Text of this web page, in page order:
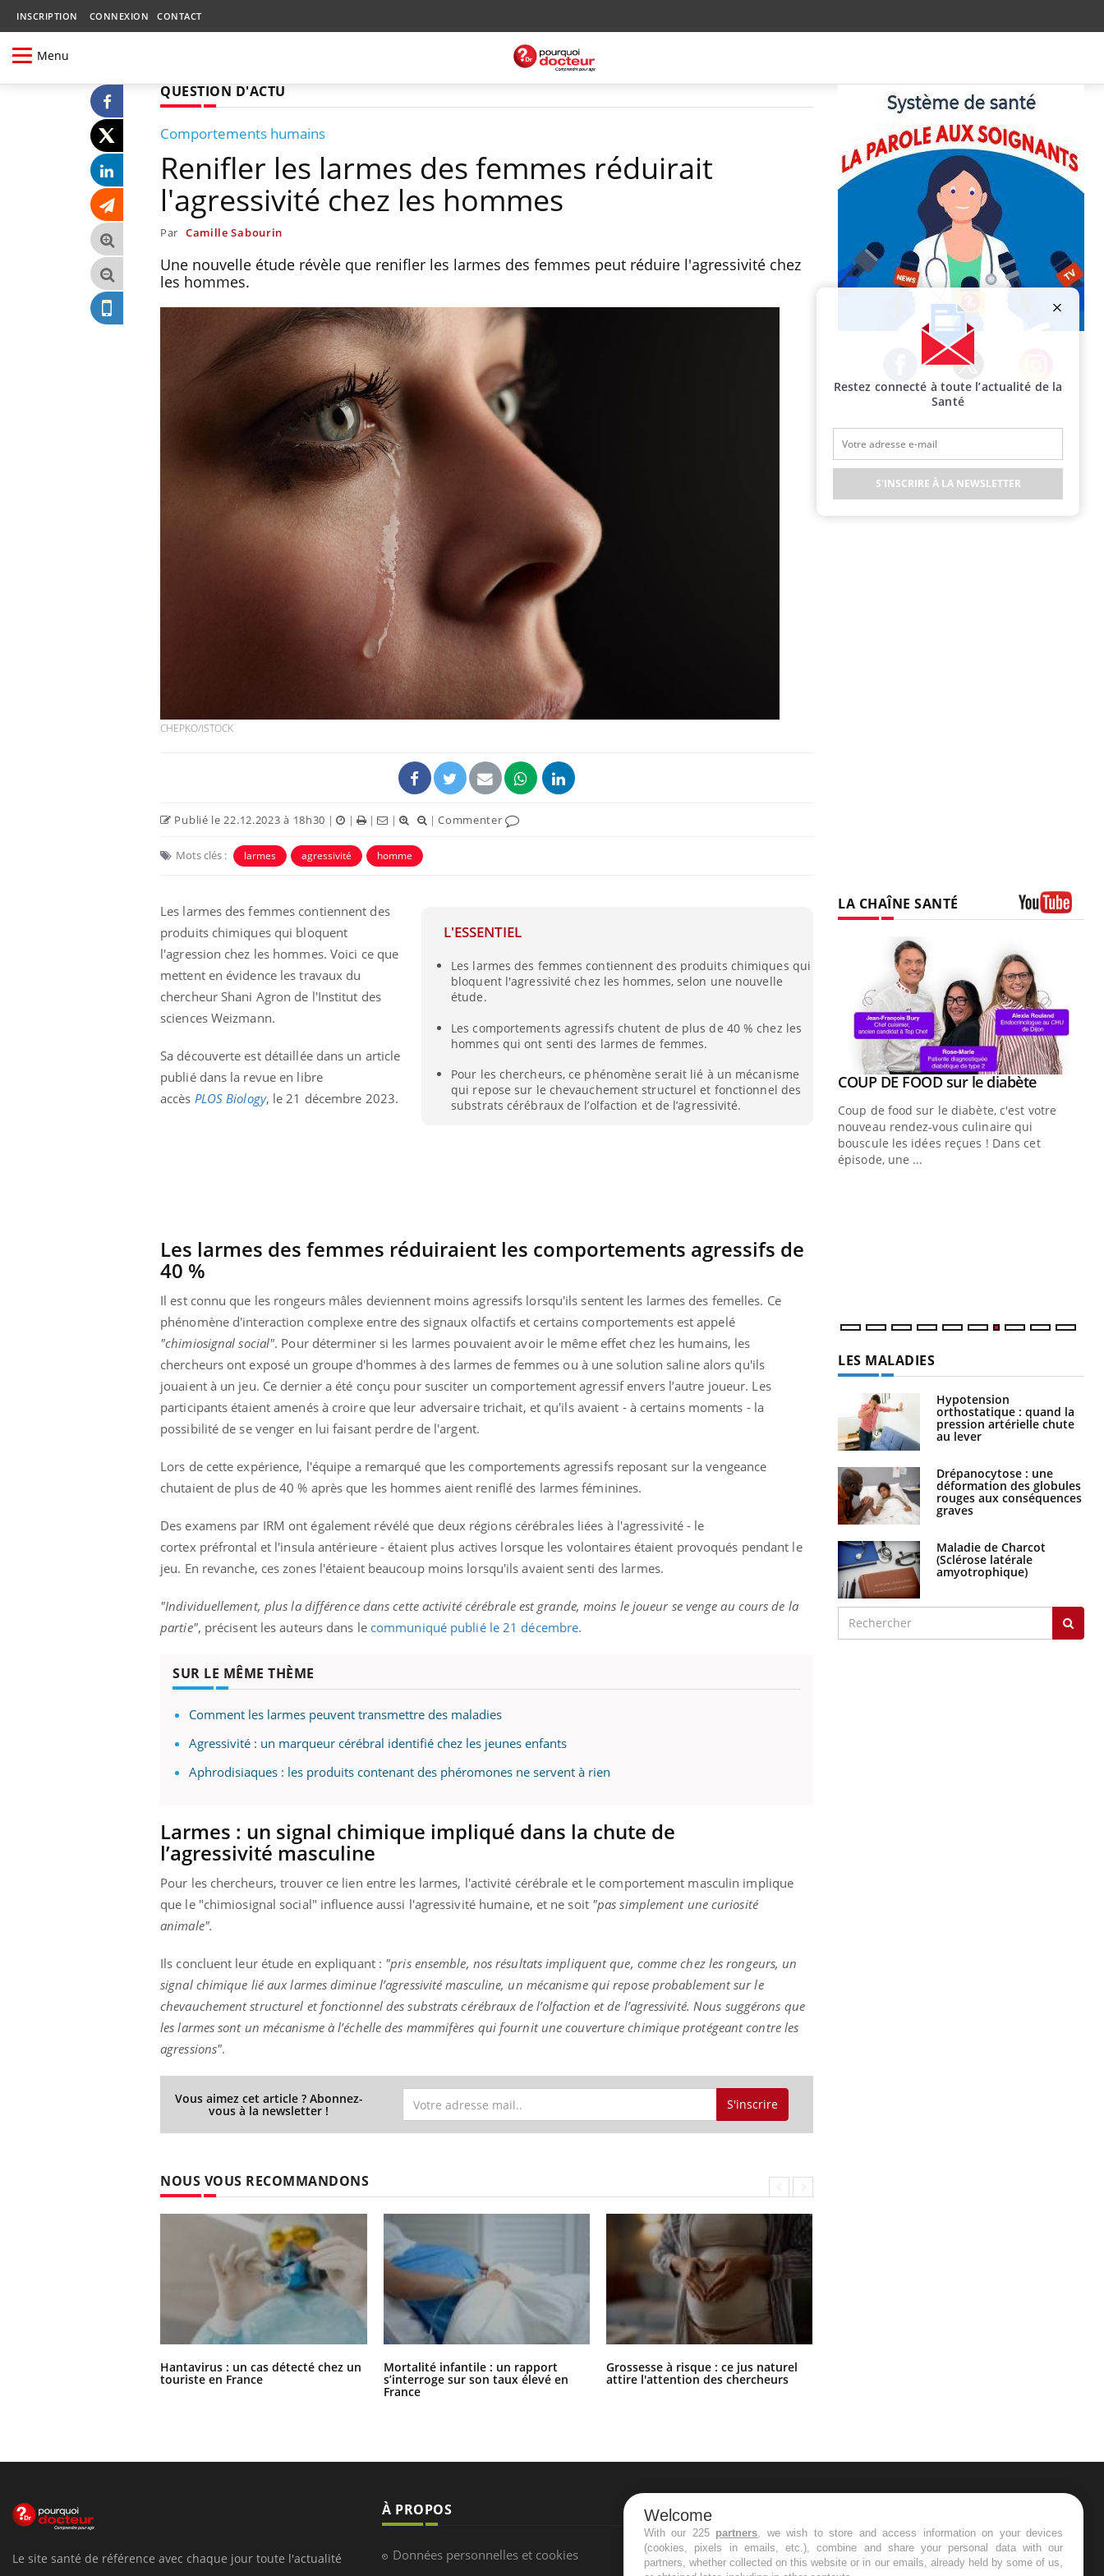
INSCRIPTION CONNEXION CONTACT
Menu
QUESTION D'ACTU
Comportements humains
Renifler les larmes des femmes réduirait
l'agressivité chez les hommes
Par Camille Sabourin
Une nouvelle étude révèle que renifler les larmes des femmes peut réduire l'agressivité chez
les hommes.
CHEPKO/ISTOCK
Publié le 22.12.2023 à 18h30 | | | | |Commenter
Mots clés : larmes agressivité homme
L'ESSENTIEL
Les larmes des femmes contiennent des produits chimiques qui
bloquent l'agressivité chez les hommes, selon une nouvelle
étude.
Les comportements agressifs chutent de plus de 40 % chez les
hommes qui ont senti des larmes de femmes.
Pour les chercheurs, ce phénomène serait lié à un mécanisme
qui repose sur le chevauchement structurel et fonctionnel des
substrats cérébraux de l’olfaction et de l’agressivité.
Les larmes des femmes contiennent des
produits chimiques qui bloquent
l'agression chez les hommes. Voici ce que
mettent en évidence les travaux du
chercheur Shani Agron de l'Institut des
sciences Weizmann.
Sa découverte est détaillée dans un article
publié dans la revue en libre
accès PLOS Biology, le 21 décembre 2023.
Les larmes des femmes réduiraient les comportements agressifs de
40 %
Il est connu que les rongeurs mâles deviennent moins agressifs lorsqu'ils sentent les larmes des femelles. Ce
phénomène d'interaction complexe entre des signaux olfactifs et certains comportements est appelé
"chimiosignal social". Pour déterminer si les larmes pouvaient avoir le même effet chez les humains, les
chercheurs ont exposé un groupe d'hommes à des larmes de femmes ou à une solution saline alors qu'ils
jouaient à un jeu. Ce dernier a été conçu pour susciter un comportement agressif envers l’autre joueur. Les
participants étaient amenés à croire que leur adversaire trichait, et qu'ils avaient - à certains moments - la
possibilité de se venger en lui faisant perdre de l'argent.
Lors de cette expérience, l'équipe a remarqué que les comportements agressifs reposant sur la vengeance
chutaient de plus de 40 % après que les hommes aient reniflé des larmes féminines.
Des examens par IRM ont également révélé que deux régions cérébrales liées à l'agressivité - le
cortex préfrontal et l'insula antérieure - étaient plus actives lorsque les volontaires étaient provoqués pendant le
jeu. En revanche, ces zones l'étaient beaucoup moins lorsqu'ils avaient senti des larmes.
"Individuellement, plus la différence dans cette activité cérébrale est grande, moins le joueur se venge au cours de la
partie", précisent les auteurs dans le communiqué publié le 21 décembre.
SUR LE MÊME THÈME
Comment les larmes peuvent transmettre des maladies
Agressivité : un marqueur cérébral identifié chez les jeunes enfants
Aphrodisiaques : les produits contenant des phéromones ne servent à rien
Larmes : un signal chimique impliqué dans la chute de
l’agressivité masculine
Pour les chercheurs, trouver ce lien entre les larmes, l'activité cérébrale et le comportement masculin implique
que le "chimiosignal social" influence aussi l'agressivité humaine, et ne soit "pas simplement une curiosité
animale".
Ils concluent leur étude en expliquant : "pris ensemble, nos résultats impliquent que, comme chez les rongeurs, un
signal chimique lié aux larmes diminue l’agressivité masculine, un mécanisme qui repose probablement sur le
chevauchement structurel et fonctionnel des substrats cérébraux de l’olfaction et de l’agressivité. Nous suggérons que
les larmes sont un mécanisme à l’échelle des mammifères qui fournit une couverture chimique protégeant contre les
agressions".
Vous aimez cet article ? Abonnez-
vous à la newsletter ! S'inscrire
NOUS VOUS RECOMMANDONS
Hantavirus : un cas détecté chez un
touriste en France
Mortalité infantile : un rapport
s’interroge sur son taux élevé en
France
Grossesse à risque : ce jus naturel
attire l'attention des chercheurs
Facebook Twitter Instagram
LA CHAÎNE SANTÉ
Diabète & Ramadan 2026Youtube
Le Ramadan approche, et, pour de
Un « jumeau numérique » pour
faciliter l’accès à la médecine
Youtube
Youtube
COUP DE FOOD sur le diabèteYoutube
Coup de food sur le diabète, c'est votre
nouveau rendez-vous culinaire qui
bouscule les idées reçues ! Dans cet
épisode, une ...
Youtube
Quand l’entreprise mise sur le bien
"Les rendez-vous de la santé et de la
qualité de vie au travail" de Pourquoi
Docteur reçoivent Régis Blugeon, DRH et
LES MALADIES
Hypotension
orthostatique : quand la
pression artérielle chute
au lever
Drépanocytose : une
déformation des globules
rouges aux conséquences
graves
Maladie de Charcot
(Sclérose latérale
amyotrophique)
Restez connecté à toute l’actualité de la
Santé
S'INSCRIRE À LA NEWSLETTER
Le site santé de référence avec chaque jour toute l'actualité
À PROPOS
Données personnelles et cookies
NEWSLETTER
Recevez toutes les semaines les meilleures
infos santé
Welcome
With our 225 partners, we wish to store and access information on your devices
(cookies, pixels in emails, etc.), combine and share your personal data with our
partners, whether collected on this website or in our emails, already held by some of us,